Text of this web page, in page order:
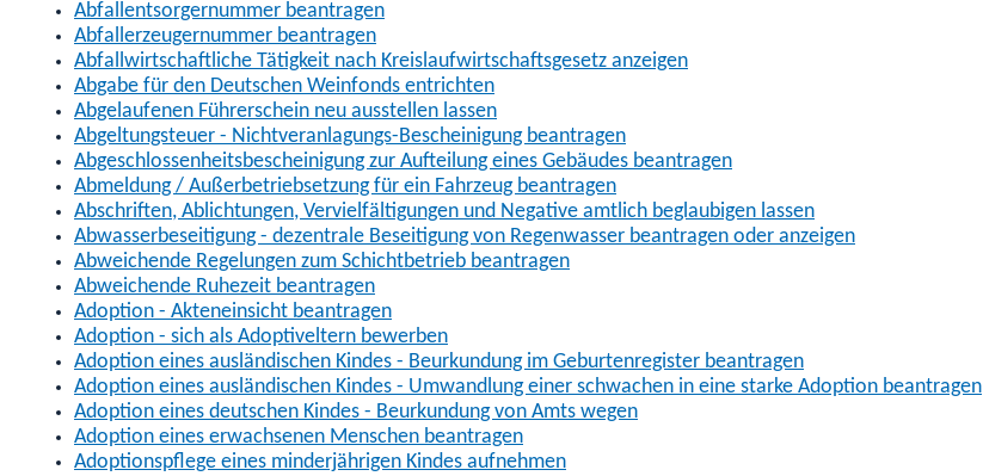
Abfallentsorgernummer beantragen
Abfallerzeugernummer beantragen
Abfallwirtschaftliche Tätigkeit nach Kreislaufwirtschaftsgesetz anzeigen
Abgabe für den Deutschen Weinfonds entrichten
Abgelaufenen Führerschein neu ausstellen lassen
Abgeltungsteuer - Nichtveranlagungs-Bescheinigung beantragen
Abgeschlossenheitsbescheinigung zur Aufteilung eines Gebäudes beantragen
Abmeldung / Außerbetriebsetzung für ein Fahrzeug beantragen
Abschriften, Ablichtungen, Vervielfältigungen und Negative amtlich beglaubigen lassen
Abwasserbeseitigung - dezentrale Beseitigung von Regenwasser beantragen oder anzeigen
Abweichende Regelungen zum Schichtbetrieb beantragen
Abweichende Ruhezeit beantragen
Adoption - Akteneinsicht beantragen
Adoption - sich als Adoptiveltern bewerben
Adoption eines ausländischen Kindes - Beurkundung im Geburtenregister beantragen
Adoption eines ausländischen Kindes - Umwandlung einer schwachen in eine starke Adoption beantragen
Adoption eines deutschen Kindes - Beurkundung von Amts wegen
Adoption eines erwachsenen Menschen beantragen
Adoptionspflege eines minderjährigen Kindes aufnehmen